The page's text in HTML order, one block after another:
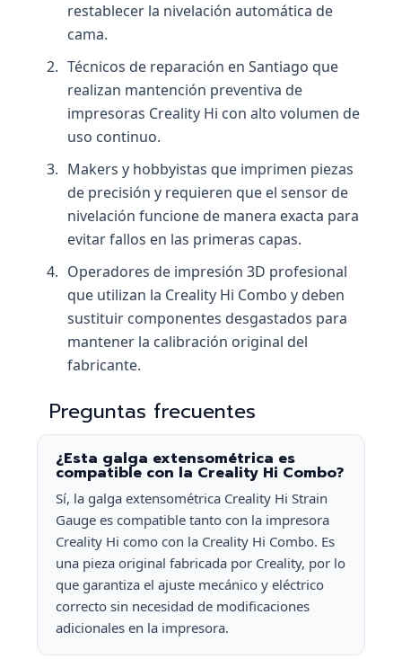
restablecer la nivelación automática de
cama.
Técnicos de reparación en Santiago que
realizan mantención preventiva de
impresoras Creality Hi con alto volumen de
uso continuo.
Makers y hobbyistas que imprimen piezas
de precisión y requieren que el sensor de
nivelación funcione de manera exacta para
evitar fallos en las primeras capas.
Operadores de impresión 3D profesional
que utilizan la Creality Hi Combo y deben
sustituir componentes desgastados para
mantener la calibración original del
fabricante.
Preguntas frecuentes
¿Esta galga extensométrica es
compatible con la Creality Hi Combo?
Sí, la galga extensométrica Creality Hi Strain
Gauge es compatible tanto con la impresora
Creality Hi como con la Creality Hi Combo. Es
una pieza original fabricada por Creality, por lo
que garantiza el ajuste mecánico y eléctrico
correcto sin necesidad de modificaciones
adicionales en la impresora.